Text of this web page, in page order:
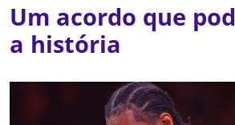
Um acordo que
a história